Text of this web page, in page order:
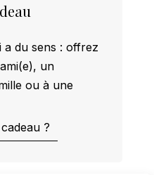
a du sens : offrez
un
ou à une
?